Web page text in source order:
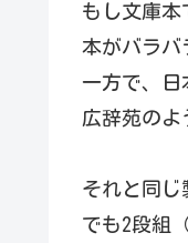
もし文庫本
本がバラバ
一方で、日
広辞苑のよ
それと同じ
でも2段組